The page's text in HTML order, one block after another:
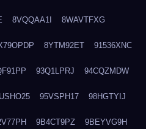
8VQQAA1I 8WAVTFXG
8YTM92ET 91536XNC
93Q1LPRJ 94CQZMDW
95VSPH17 98HGTYIJ
9B4CT9PZ 9BEYVG9H